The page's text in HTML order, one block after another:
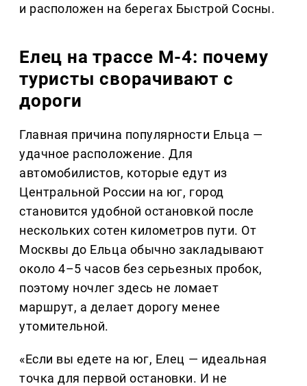
и расположен на берегах Быстрой Сосны.
Елец на трассе М-4: почему
туристы сворачивают с
дороги
Главная причина популярности Ельца —
удачное расположение. Для
автомобилистов, которые едут из
Центральной России на юг, город
становится удобной остановкой после
нескольких сотен километров пути. От
Москвы до Ельца обычно закладывают
около 4–5 часов без серьезных пробок,
поэтому ночлег здесь не ломает
маршрут, а делает дорогу менее
утомительной.
«Если вы едете на юг, Елец — идеальная
точка для первой остановки. И не